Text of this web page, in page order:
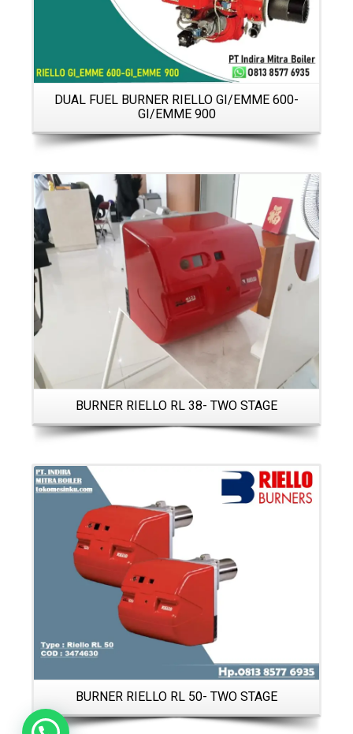
DUAL FUEL BURNER RIELLO GI/EMME 600-
GI/EMME 900
Details
BURNER RIELLO RL 38- TWO STAGE
BURNER RIELLO RL 50- TWO STAGE